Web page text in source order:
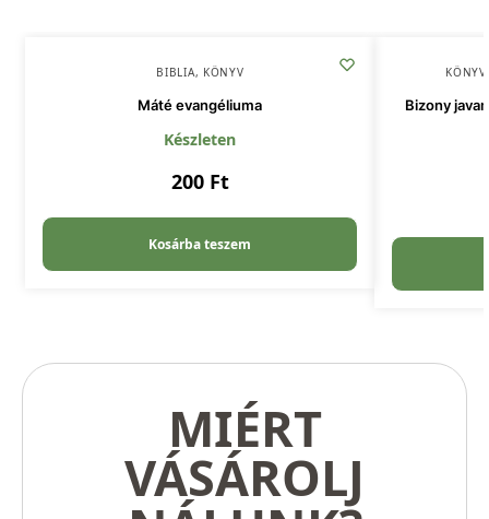
BIBLIA, KÖNYV
Máté evangéliuma
Készleten
200 Ft
Kosárba teszem
KÖNYV
Bizony
MIÉRT
VÁSÁROLJ